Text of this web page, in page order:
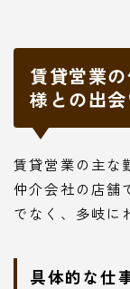
賃貸営業
様との出
賃貸営業の主な
仲介会社の店舗
でなく、多岐に
具体的な仕